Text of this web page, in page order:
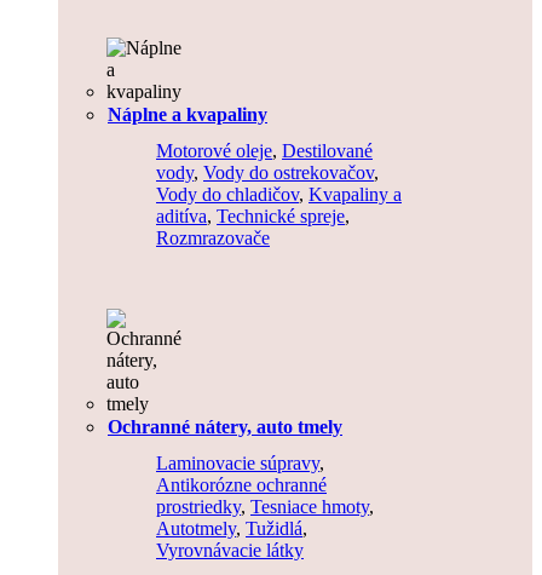
Náplne a kvapaliny
Motorové oleje, Destilované
vody, Vody do ostrekovačov,
Vody do chladičov, Kvapaliny a
aditíva, Technické spreje,
Rozmrazovače
Ochranné nátery, auto tmely
Laminovacie súpravy,
Antikorózne ochranné
prostriedky, Tesniace hmoty,
Autotmely, Tužidlá,
Vyrovnávacie látky